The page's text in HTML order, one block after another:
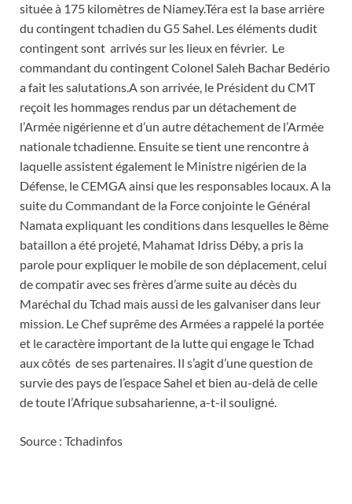
située à 175 kilomètres de Niamey.Téra est la base arrière
du contingent tchadien du G5 Sahel. Les éléments dudit
contingent sont arrivés sur les lieux en février. Le
commandant du contingent Colonel Saleh Bachar Bedério
a fait les salutations.A son arrivée, le Président du CMT
reçoit les hommages rendus par un détachement de
l’Armée nigérienne et d’un autre détachement de l’Armée
nationale tchadienne. Ensuite se tient une rencontre à
laquelle assistent également le Ministre nigérien de la
Défense, le CEMGA ainsi que les responsables locaux. A la
suite du Commandant de la Force conjointe le Général
Namata expliquant les conditions dans lesquelles le 8ème
bataillon a été projeté, Mahamat Idriss Déby, a pris la
parole pour expliquer le mobile de son déplacement, celui
de compatir avec ses frères d’arme suite au décès du
Maréchal du Tchad mais aussi de les galvaniser dans leur
mission. Le Chef suprême des Armées a rappelé la portée
et le caractère important de la lutte qui engage le Tchad
aux côtés de ses partenaires. Il s’agit d’une question de
survie des pays de l’espace Sahel et bien au-delà de celle
de toute l’Afrique subsaharienne, a-t-il souligné.
Source : Tchadinfos